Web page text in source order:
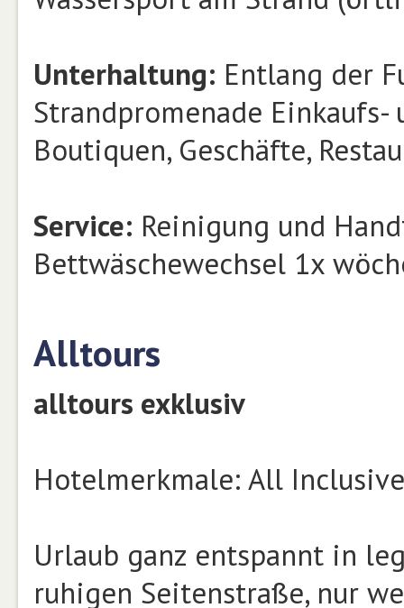
Unterhaltung: Entlang der
Strandpromenade
Boutiquen, Geschäfte,
Service: Reinigung und
Bettwäschewechsel 1x
Alltours
alltours exklusiv
Hotelmerkmale: All
Urlaub ganz entspannt in
ruhigen Seitenstraße, nur